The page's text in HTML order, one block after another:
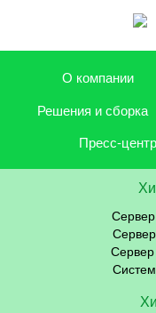
О компании
Решения и сборка
Пресс-центр